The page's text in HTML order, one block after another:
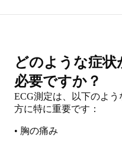
どのような症
必要ですか？
ECG測定は、以下のよう
方に特に重要です：
• 胸の痛み